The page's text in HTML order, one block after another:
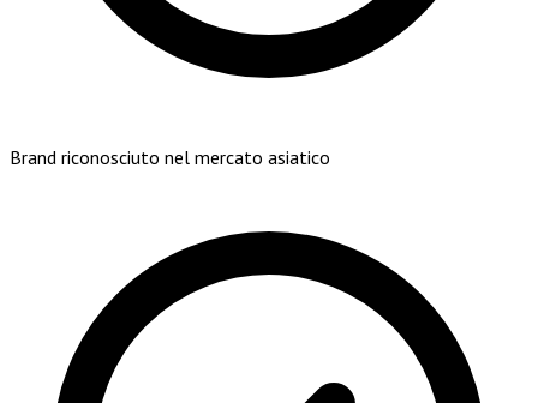
Brand riconosciuto nel mercato asiatico